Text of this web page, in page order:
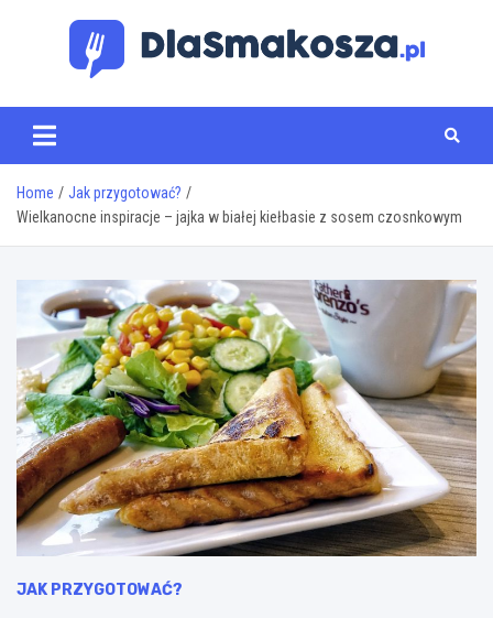
www.dlasmakosza.pl
Home
Jak przygotować?
Wielkanocne inspiracje – jajka w białej kiełbasie z sosem czosnkowym
JAK PRZYGOTOWAĆ?